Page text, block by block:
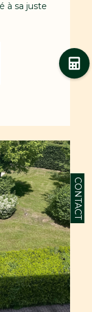
CONTACT
à sa juste